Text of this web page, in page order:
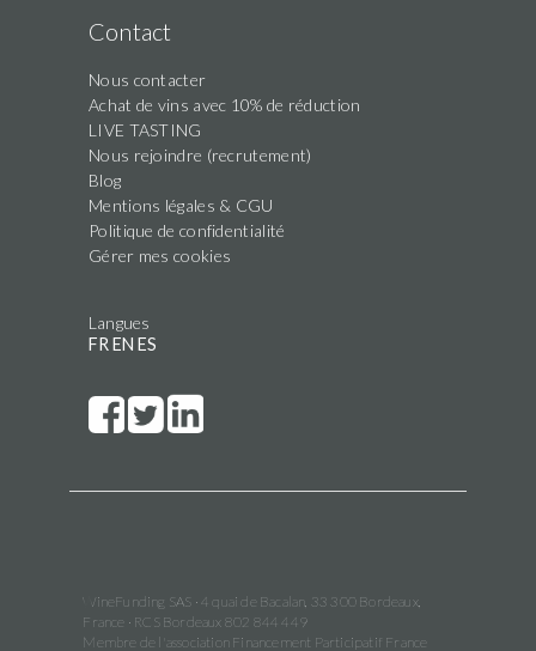
Contact
Nous contacter
Achat de vins avec 10% de réduction
LIVE TASTING
Nous rejoindre (recrutement)
Blog
Mentions légales & CGU
Politique de confidentialité
Gérer mes cookies
Langues
FR EN ES
WineFunding SAS · 4 quai de Bacalan, 33 300 Bordeaux,
France · RCS Bordeaux 802 844 449
Membre de l'association Financement Participatif France